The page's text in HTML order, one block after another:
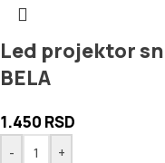
Led projektor
BELA
1.450 RSD
-
+